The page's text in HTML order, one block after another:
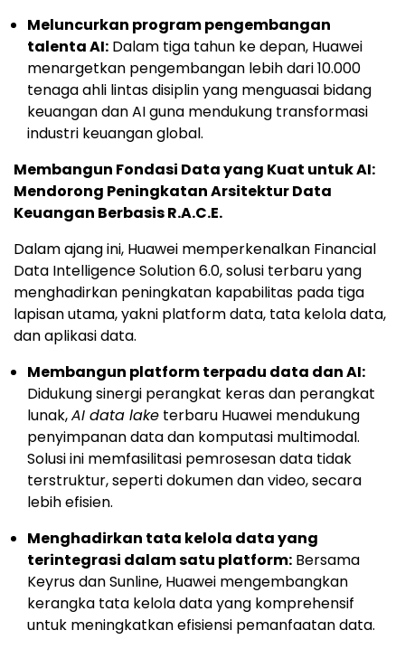
Meluncurkan program pengembangan
talenta AI: Dalam tiga tahun ke depan, Huawei
menargetkan pengembangan lebih dari 10.000
tenaga ahli lintas disiplin yang menguasai bidang
keuangan dan AI guna mendukung transformasi
industri keuangan global.
Membangun Fondasi Data yang Kuat untuk AI:
Mendorong Peningkatan Arsitektur Data
Keuangan Berbasis R.A.C.E.
Dalam ajang ini, Huawei memperkenalkan Financial
Data Intelligence Solution 6.0, solusi terbaru yang
menghadirkan peningkatan kapabilitas pada tiga
lapisan utama, yakni platform data, tata kelola data,
dan aplikasi data.
Membangun platform terpadu data dan AI:
Didukung sinergi perangkat keras dan perangkat
lunak,AI data lake terbaru Huawei mendukung
penyimpanan data dan komputasi multimodal.
Solusi ini memfasilitasi pemrosesan data tidak
terstruktur, seperti dokumen dan video, secara
lebih efisien.
Menghadirkan tata kelola data yang
terintegrasi dalam satu platform: Bersama
Keyrus dan Sunline, Huawei mengembangkan
kerangka tata kelola data yang komprehensif
untuk meningkatkan efisiensi pemanfaatan data.